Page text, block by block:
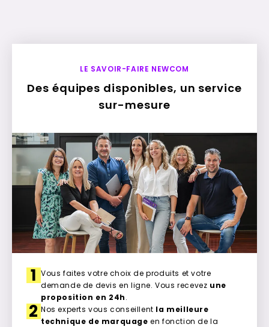
LE SAVOIR-FAIRE NEWCOM
Des équipes disponibles, un service
sur-mesure
1 Vous faites votre choix de produits et votre
demande de devis en ligne. Vous recevez une
proposition en 24h.
2 Nos experts vous conseillent la meilleure
technique de marquage en fonction de la